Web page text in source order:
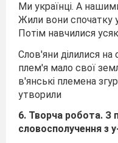
Ми українці. А
Жили вони спочатку у
Потім навчилися
Слов'яни ділилися
плем'я мало свої
в'янські племена
утворили
6. Творча робота. З
словосполучення з